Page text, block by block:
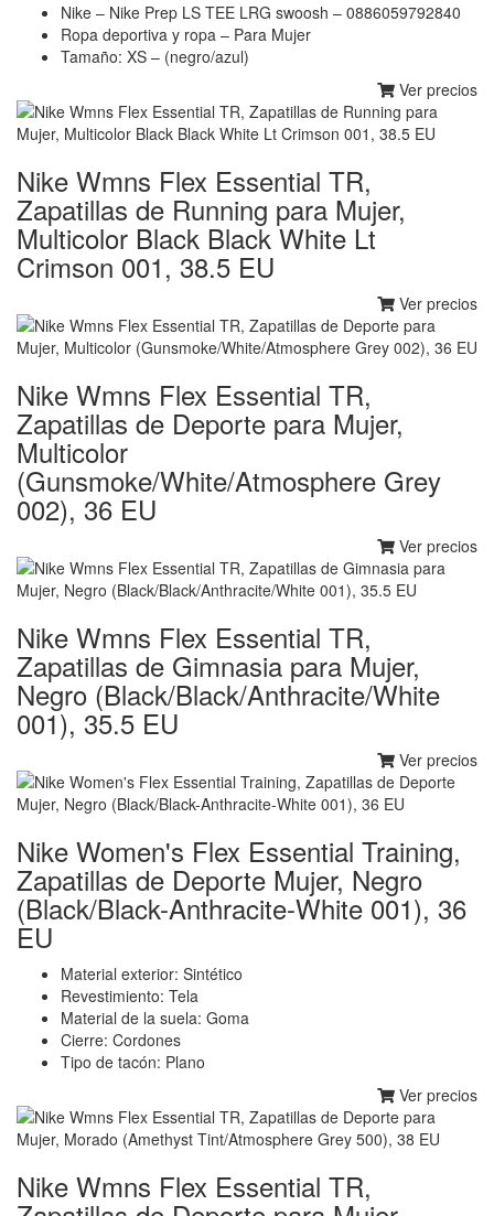
Nike – Nike Prep LS TEE LRG swoosh – 0886059792840
Ropa deportiva y ropa – Para Mujer
Tamaño: XS – (negro/azul)
Ver precios
Nike Wmns Flex Essential TR,
Zapatillas de Running para Mujer,
Multicolor Black Black White Lt
Crimson 001, 38.5 EU
Ver precios
Nike Wmns Flex Essential TR,
Zapatillas de Deporte para Mujer,
Multicolor
(Gunsmoke/White/Atmosphere Grey
002), 36 EU
Ver precios
Nike Wmns Flex Essential TR,
Zapatillas de Gimnasia para Mujer,
Negro (Black/Black/Anthracite/White
001), 35.5 EU
Ver precios
Nike Women's Flex Essential Training,
Zapatillas de Deporte Mujer, Negro
(Black/Black-Anthracite-White 001), 36
EU
Material exterior: Sintético
Revestimiento: Tela
Material de la suela: Goma
Cierre: Cordones
Tipo de tacón: Plano
Ver precios
Nike Wmns Flex Essential TR,